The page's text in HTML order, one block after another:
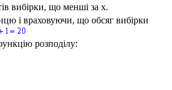
вибірки, що менші за х.
і враховуючи, що обсяг вибірки
розподілу: